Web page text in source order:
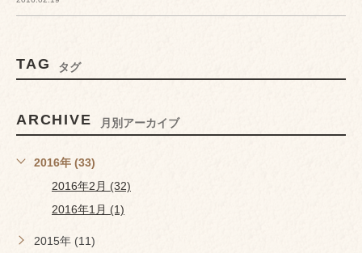
TAG タグ
ARCHIVE 月別アーカイブ
2016年 (33)
2016年2月 (32)
2016年1月 (1)
2015年 (11)